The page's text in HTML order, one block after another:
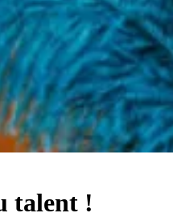
talent !